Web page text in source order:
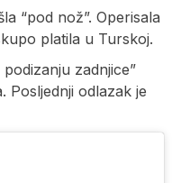
“pod nož”. Operisala
platila u Turskoj.
zadnjice”
Posljednji odlazak je